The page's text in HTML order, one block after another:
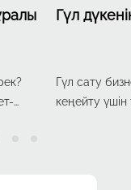
Гүл
Гүл сату
кеңейту